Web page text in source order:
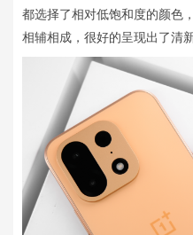
都选择了相对低饱和度的颜色
相辅相成，很好的呈现出了清